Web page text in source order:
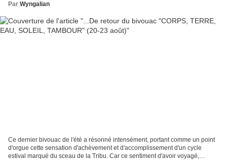
Par Wyngalian
Ce dernier bivouac de l'été a résonné intensément, portant comme un point
d'orgue cette sensation d'achèvement et d'accomplissement d'un cycle
estival marqué du sceau de la Tribu. Car ce sentiment d'avoir voyagé,